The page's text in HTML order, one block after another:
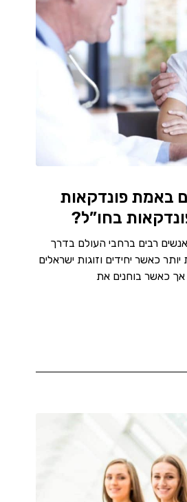
באמת פונדקאות
בחו”ל?
רבים ברחבי העולם בדרך
כאשר יחידים וזוגות ישראלים
אך כאשר בוחנים את